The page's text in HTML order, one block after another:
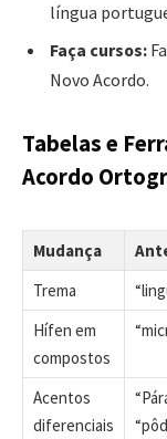
língua
Faça cursos:
Novo Acordo.
Tabelas e
Acordo
Mudança
Trema
Hífen em
compostos
Acentos
diferenciais